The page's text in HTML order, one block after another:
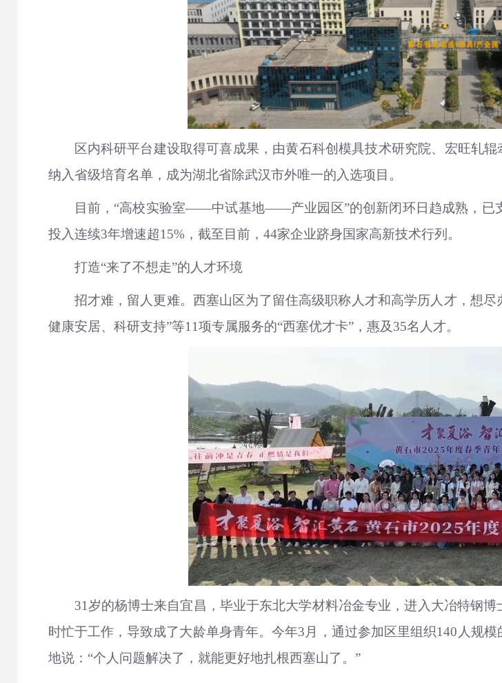
区内科研平台建设取得可喜成果，由黄石科创模具技术研究院、宏旺轧
纳入省级培育名单，成为湖北省除武汉市外唯一的入选项目。
目前，“高校实验室——中试基地——产业园区”的创新闭环日趋成熟，已
投入连续3年增速超15%，截至目前，44家企业跻身国家高新技术行列。
打造“来了不想走”的人才环境
招才难，留人更难。西塞山区为了留住高级职称人才和高学历人才，想
健康安居、科研支持”等11项专属服务的“西塞优才卡”，惠及35名人才。
31岁的杨博士来自宜昌，毕业于东北大学材料冶金专业，进入大冶特钢
时忙于工作，导致成了大龄单身青年。今年3月，通过参加区里组织140人规
地说：“个人问题解决了，就能更好地扎根西塞山了。”